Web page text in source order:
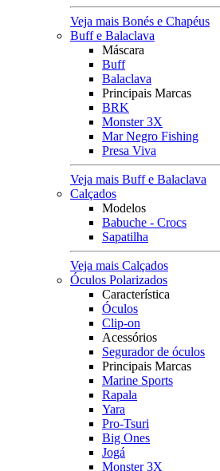
Veja mais Bonés e Chapéus
Buff e Balaclava
Máscara
Buff
Balaclava
Principais Marcas
BRK
Monster 3X
Mar Negro Fishing
Presa Viva
Veja mais Buff e Balaclava
Calçados
Modelos
Babuche - Crocs
Sapatilha
Veja mais Calçados
Óculos Polarizados
Característica
Óculos
Clip-on
Acessórios
Segurador de óculos
Principais Marcas
Marine Sports
Rapala
Yara
Pro-Tsuri
Big Ones
Jogá
Monster 3X